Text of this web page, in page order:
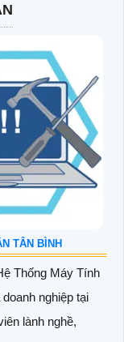
TÂN BÌNH
Thống Máy Tính
nghiệp tại
lành nghề,